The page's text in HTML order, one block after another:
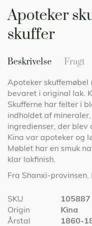
Apoteker
skuffer
Beskrivelse
Apoteker skuffemøbel
bevaret i original lak.
Skufferne har felter i
indholdet af
ingredienser, der blev
Kina var apoteker og
Møblet har en smuk
klar lakfinish.
Fra Shanxi-
Specifikationer
SKU
105887
Origin
Kina
Årstal
1860-
Fragt
starten
billedgalleriet